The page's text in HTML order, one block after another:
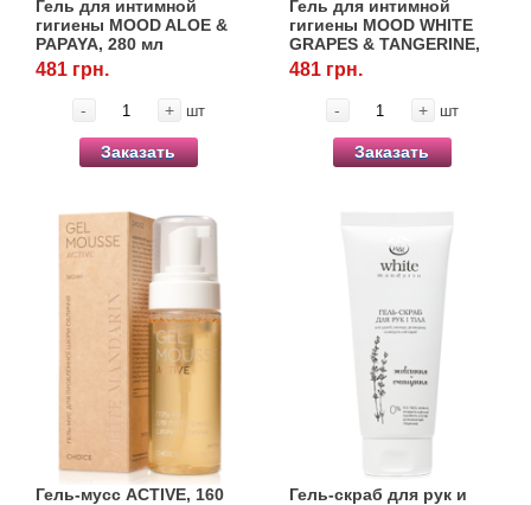
Гель для интимной
гигиены MOOD ALOE &
PAPAYA, 280 мл
481 грн.
- + шт
Заказать
Гель для интимной
гигиены MOOD WHITE
GRAPES & TANGERINE,
280 мл
481 грн.
- + шт
Заказать
Гель-мусс ACTIVE, 160
Гель-скраб для рук и